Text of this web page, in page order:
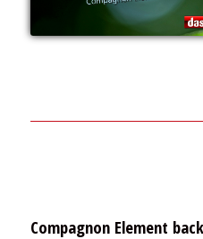
Compagnon Element